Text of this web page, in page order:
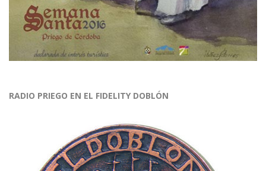
RADIO PRIEGO EN EL FIDELITY DOBLÓN